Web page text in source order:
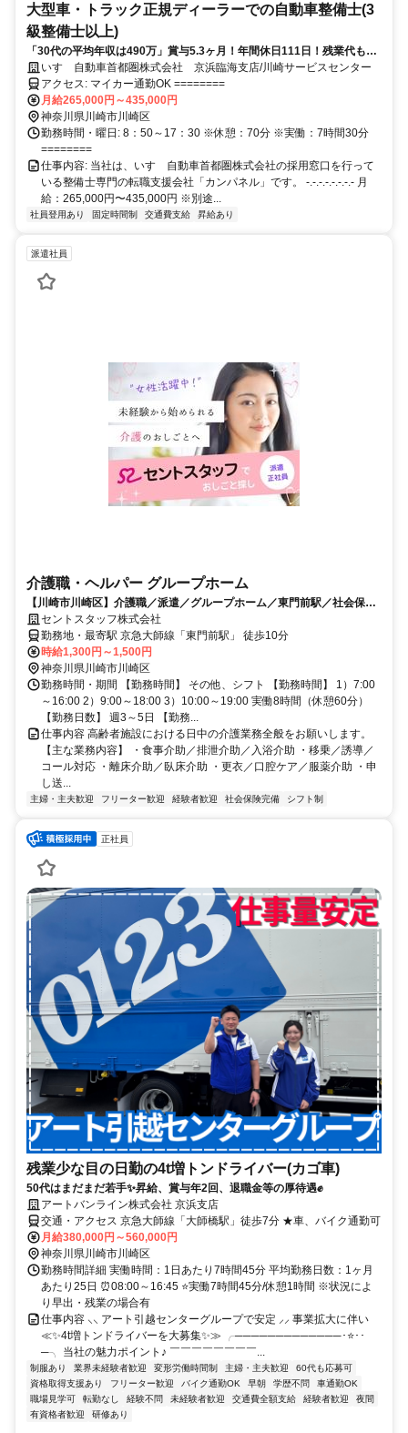
大型車・トラック正規ディーラーでの自動車整備士(3
級整備士以上)
「30代の平均年収は490万」賞与5.3ヶ月！年間休日111日！残業代も全
額支給されるので、月給80万円を超える整備士も
いすゞ自動車首都圏株式会社 京浜臨海支店/川崎サービスセンター
アクセス: マイカー通勤OK ========
月給265,000円～435,000円
神奈川県川崎市川崎区
勤務時間・曜日: 8：50～17：30 ※休憩：70分 ※実働：7時間30分
========
仕事内容: 当社は、いすゞ自動車首都圏株式会社の採用窓口を行って
いる整備士専門の転職支援会社「カンパネル」です。 -.-.-.-.-.-.-.- 月
給：265,000円〜435,000円 ※別途...
社員登用あり 固定時間制 交通費支給 昇給あり
派遣社員
介護職・ヘルパー グループホーム
【川崎市川崎区】介護職／派遣／グループホーム／東門前駅／社会保険
加入／駅チカ／週3日~5日／研修あり
セントスタッフ株式会社
勤務地・最寄駅 京急大師線「東門前駅」 徒歩10分
時給1,300円～1,500円
神奈川県川崎市川崎区
勤務時間・期間 【勤務時間】 その他、シフト 【勤務時間】 1）7:00
～16:00 2）9:00～18:00 3）10:00～19:00 実働8時間（休憩60分）
【勤務日数】 週3～5日 【勤務...
仕事内容 高齢者施設における日中の介護業務全般をお願いします。
【主な業務内容】 ・食事介助／排泄介助／入浴介助 ・移乗／誘導／
コール対応 ・離床介助／臥床介助 ・更衣／口腔ケア／服薬介助 ・申
し送...
主婦・主夫歓迎 フリーター歓迎 経験者歓迎 社会保険完備 シフト制
正社員
残業少な目の日勤の4t増トンドライバー(カゴ車)
50代はまだまだ若手✨昇給、賞与年2回、退職金等の厚待遇✊
アートバンライン株式会社 京浜支店
交通・アクセス 京急大師線「大師橋駅」徒歩7分 ★車、バイク通勤可
月給380,000円～560,000円
神奈川県川崎市川崎区
勤務時間詳細 実働時間：1日あたり7時間45分 平均勤務日数：1ヶ月
あたり25日 ⏰08:00～16:45 ⭐実働7時間45分/休憩1時間 ※状況によ
り早出・残業の場合有
仕事内容 ⸜⸜ アート引越センターグループで安定 ⸝⸝ 事業拡大に伴い
≪✨4t増トンドライバーを大募集✨≫ ╭─────────────･⭐･･
─╮ 当社の魅力ポイント♪ ￣￣￣￣￣￣￣￣...
制服あり 業界未経験者歓迎 変形労働時間制 主婦・主夫歓迎
60代も応募可
資格取得支援あり
フリーター歓迎 バイク通勤OK 早朝 学歴不問
車通勤OK
職場見学可
転勤なし 経験不問 未経験者歓迎 交通費全額支給 経験者歓迎
夜間
有資格者歓迎
研修あり